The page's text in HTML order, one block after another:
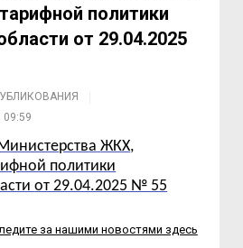
политики
от 29.04.2025
а ЖКХ,
политики
от 29.04.2025 № 55
за нашими новостями здесь